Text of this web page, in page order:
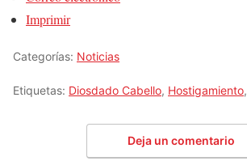
Imprimir
Categorías: Noticias
Etiquetas: Diosdado Cabello, Hostigamiento,
Deja un comentario